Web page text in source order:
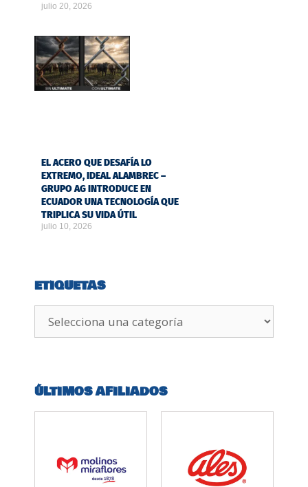
julio 20, 2026
EL ACERO QUE DESAFÍA LO
EXTREMO, IDEAL ALAMBREC –
GRUPO AG INTRODUCE EN
ECUADOR UNA TECNOLOGÍA QUE
TRIPLICA SU VIDA ÚTIL
julio 10, 2026
ETIQUETAS
ÚLTIMOS AFILIADOS